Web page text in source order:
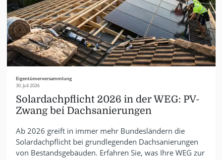
Eigentümerversammlung
30. Juli 2026
Solardachpflicht 2026 in der WEG: PV-
Zwang bei Dachsanierungen
Ab 2026 greift in immer mehr Bundesländern die
Solardachpflicht bei grundlegenden Dachsanierungen
von Bestandsgebäuden. Erfahren Sie, was Ihre WEG zur